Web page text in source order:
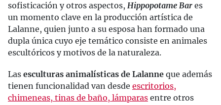
sofisticación y otros aspectos, Hippopotame Bar es
un momento clave en la producción artística de
Lalanne, quien junto a su esposa han formado una
dupla única cuyo eje temático consiste en animales
escultóricos y motivos de la naturaleza.
Las esculturas animalísticas de Lalanne que además
tienen funcionalidad van desde escritorios,
chimeneas, tinas de baño, lámparas entre otros